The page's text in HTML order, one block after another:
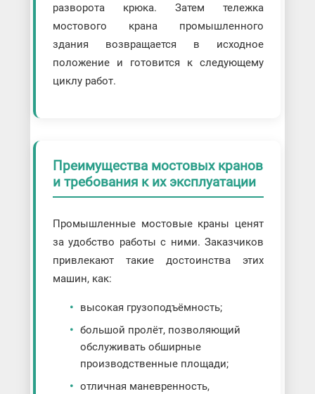
разворота крюка. Затем тележка
мостового крана промышленного
здания возвращается в исходное
положение и готовится к следующему
циклу работ.
Преимущества мостовых кранов
и требования к их эксплуатации
Промышленные мостовые краны ценят
за удобство работы с ними. Заказчиков
привлекают такие достоинства этих
машин, как:
высокая грузоподъёмность;
большой пролёт, позволяющий
обслуживать обширные
производственные площади;
отличная маневренность,